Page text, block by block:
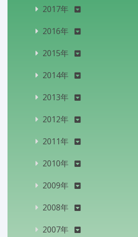
2017年
2016年
2015年
2014年
2013年
2012年
2011年
2010年
2009年
2008年
2007年